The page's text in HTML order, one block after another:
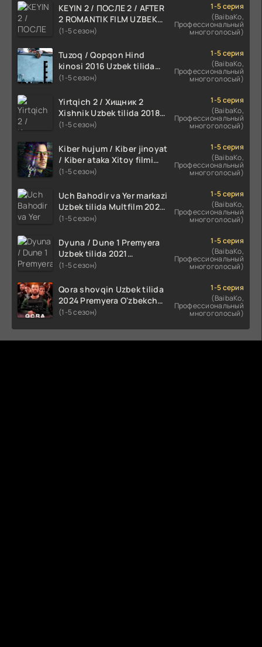
KEYIN 2 / ПОСЛЕ 2 / AFTER
2 ROMANTIK FILM UZBEK
TILIDA 2020 TARJIMA FILM
(1-5 сезон)
1-5 серия
(BaibaKo,
Профессиональный
многоголосый)
Tuzoq / Qopqon Hind
kinosi 2016 Uzbek tilida
tarjima film HD
(1-5 сезон)
1-5 серия
(BaibaKo,
Профессиональный
многоголосый)
Yirtqich 2 / Хищник 2
Xishnik Uzbek tilida 2018-
2024 O'zbekcha tarjima
(1-5 сезон)
1-5 серия
(BaibaKo,
Профессиональный
многоголосый)
Kiber hujum / Kiber jinoyat
/ Kiber ataka Xitoy filmi
Uzbek tilida O'zbekcha
HD skachat
(1-5 сезон)
1-5 серия
(BaibaKo,
Профессиональный
многоголосый)
Uch Bahodir va Yer markazi
Uzbek tilida Multfilm 2025
tarjima HD skachat
(1-5 сезон)
1-5 серия
(BaibaKo,
Профессиональный
многоголосый)
Dyuna / Dune 1 Premyera
Uzbek tilida 2021
O'zbekcha tarjima kino HD
(1-5 сезон)
1-5 серия
(BaibaKo,
Профессиональный
многоголосый)
Qora shovqin Uzbek tilida
2024 Premyera O'zbekcha
tarjima kino HD skachat
(1-5 сезон)
1-5 серия
(BaibaKo,
Профессиональный
многоголосый)